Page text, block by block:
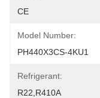
CE
Model Number:
PH440X3CS-4KU1
Refrigerant:
R22,R410A